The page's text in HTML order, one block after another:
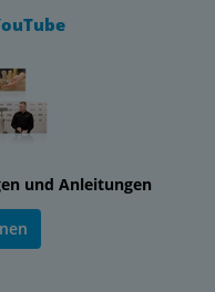
und Anleitungen